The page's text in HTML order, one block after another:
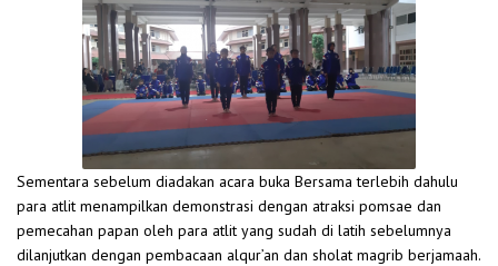
Sementara sebelum diadakan acara buka Bersama terlebih dahulu
para atlit menampilkan demonstrasi dengan atraksi pomsae dan
pemecahan papan oleh para atlit yang sudah di latih sebelumnya
dilanjutkan dengan pembacaan alqur’an dan sholat magrib berjamaah.